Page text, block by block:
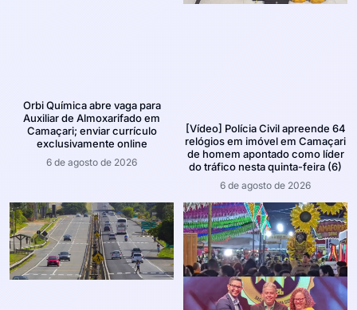
Orbi Química abre vaga para
Auxiliar de Almoxarifado em
Camaçari; enviar currículo
exclusivamente online
6 de agosto de 2026
[Vídeo] Polícia Civil apreende 64
relógios em imóvel em Camaçari
de homem apontado como líder
do tráfico nesta quinta-feira (6)
6 de agosto de 2026